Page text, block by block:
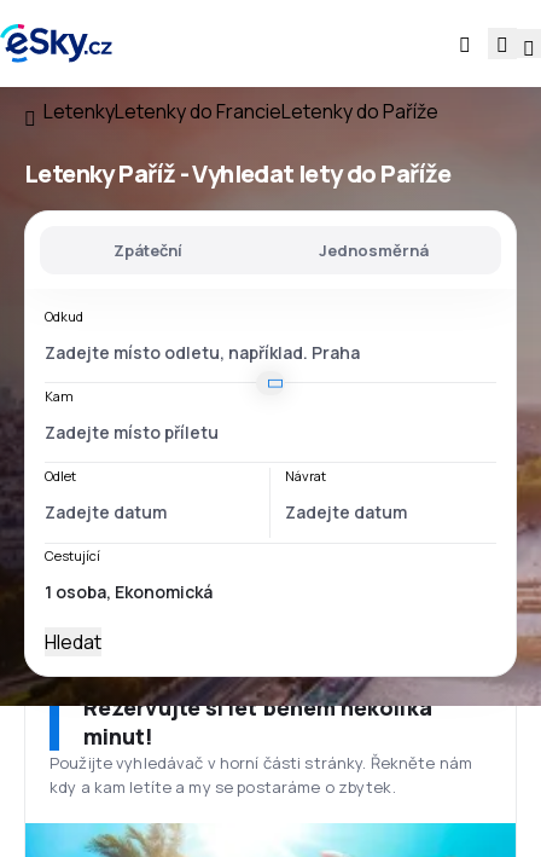
LetenkyLetenky do FrancieLetenky do Paříže
Letenky Paříž - Vyhledat lety do Paříže
Zpáteční Jednosměrná
Odkud
Kam
Odlet Návrat
Cestující
Hledat
Rezervujte si let během několika
minut!
Použijte vyhledávač v horní části stránky. Řekněte nám
kdy a kam letíte a my se postaráme o zbytek.